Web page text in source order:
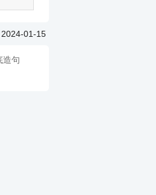
01-15
造句